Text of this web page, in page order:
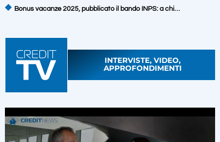
Bonus vacanze 2025, pubblicato il bando INPS: a chi…
INTERVISTE, VIDEO,
APPROFONDIMENTI